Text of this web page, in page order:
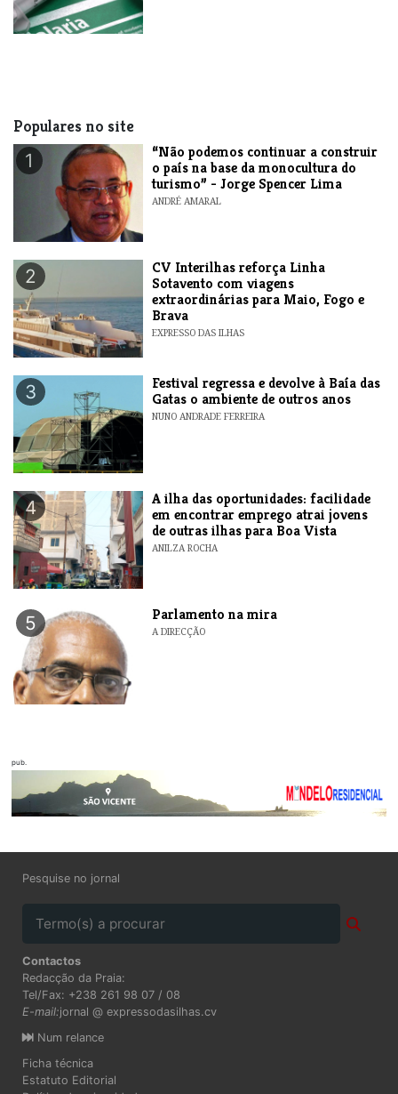
Populares no site
1
“Não podemos continuar a construir
o país na base da monocultura do
turismo” - Jorge Spencer Lima
ANDRÉ AMARAL
2
​CV Interilhas reforça Linha
Sotavento com viagens
extraordinárias para Maio, Fogo e
Brava
EXPRESSO DAS ILHAS
3
Festival regressa e devolve à Baía das
Gatas o ambiente de outros anos
NUNO ANDRADE FERREIRA
4
A ilha das oportunidades: facilidade
em encontrar emprego atrai jovens
de outras ilhas para Boa Vista
ANILZA ROCHA
5 Parlamento na mira
A DIRECÇÃO
pub.
Pesquise no jornal
Contactos
Redacção da Praia:
Tel/Fax: +238 261 98 07 / 08
E-mail:jornal @ expressodasilhas.cv
Num relance
Ficha técnica
Estatuto Editorial